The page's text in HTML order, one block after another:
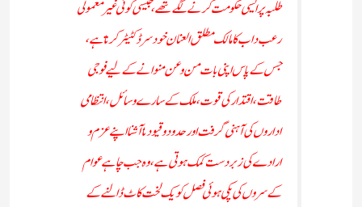
طلبہ پرایسی حکومت کرنے لگے تھے، جیسی کوئی غیر معمولی
رعب داب کا مالک مطلق العنان خودسر ڈکٹیٹر کرتا ہے،
جس کے پاس اپنی بات من وعن منوانے کے لیے فوجی
طاقت، اقتدار کی قوت، ملک کے سارے وسائل، انتظامی
اداروں کی آہنی گرفت اور حدود و قیود نا آشنا اپنے عزم و
ارادے کی زبردست کمک ہوتی ہے، وہ جب چاہے عوام
کے سروں کی پکی ہوئی فصل کو یک لخت کاٹ ڈالنے کے